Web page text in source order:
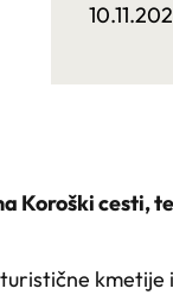
Koroški cesti,
kmetije